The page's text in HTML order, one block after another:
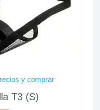
y comprar
T3 (S)